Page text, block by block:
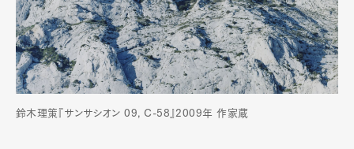
鈴木理策『サンサシオン 09, C-58』2009年 作家蔵